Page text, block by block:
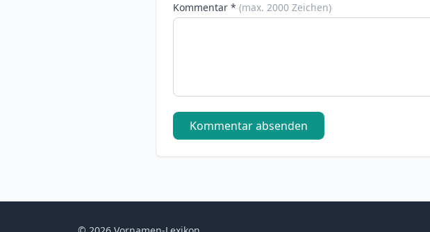
Kommentar * (max. 2000 Zeichen)
Kommentar absenden